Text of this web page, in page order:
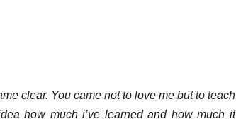
clear. You came not to love me but to teach
how much i’ve learned and how much it